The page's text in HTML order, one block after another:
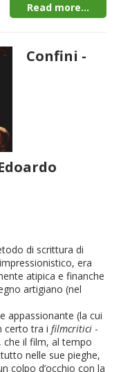
Read more...
Confini -
di scrittura di
era
atipica e finanche
artigiano (nel
appassionante (la cui
certo tra ifilmcritici -
il film, al tempo
nelle sue pieghe,
colpo d’occhio con la